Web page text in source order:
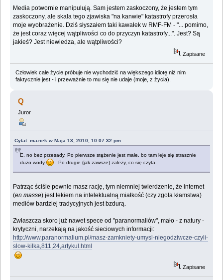
Media potwornie manipulują. Sam jestem zaskoczony, że jestem tym
zaskoczony, ale skala tego zjawiska "na kanwie" katastrofy przerosła
moje wyobrażenie. Dziś słyszałem taki kawałek w RMF-FM - "... pomimo,
że jest coraz więcej wątpliwości co do przyczyn katastrofy...". Jest? Są
jakieś? Jest niewiedza, ale wątpliwości?
Zapisane
Człowiek całe życie próbuje nie wychodzić na większego idiotę niż nim
faktycznie jest - i przeważnie to mu się nie udaje (moje, z życia).
Q
Juror
Cytat: maziek w Maja 13, 2010, 10:07:32 pm
E, no bez przesady. Po pierwsze stężenie jest małe, bo tam leje się strasznie
dużo wody
. Po drugie (jak zawsze) zależy, co się czyta.
Patrząc ściśle pewnie masz rację, tym niemniej twierdzenie, że internet
(en masse) jest lekiem na intelektualną miałkość (czy zgoła kłamstwa)
mediów bardziej tradycyjnych jest bzdurą.
Zwłaszcza skoro już nawet spece od "paranormaliów", mało - z natury -
krytyczni, narzekają na jakość sieciowych informacji:
http://www.paranormalium.pl/masz-zamkniety-umysl-niegodziwcze-czyli-
slow-kilka,811,24,artykul.html
Zapisane